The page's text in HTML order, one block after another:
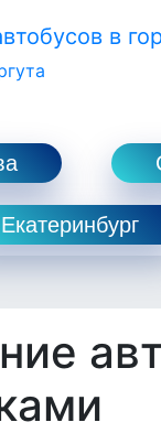
в
Екатеринбург